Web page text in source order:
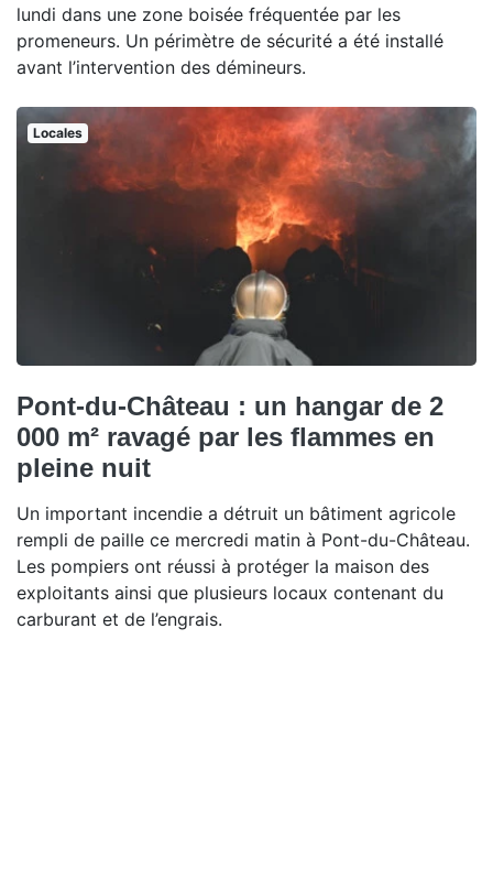
lundi dans une zone boisée fréquentée par les
promeneurs. Un périmètre de sécurité a été installé
avant l’intervention des démineurs.
Locales
Pont-du-Château : un hangar de 2
000 m² ravagé par les flammes en
pleine nuit
Un important incendie a détruit un bâtiment agricole
rempli de paille ce mercredi matin à Pont-du-Château.
Les pompiers ont réussi à protéger la maison des
exploitants ainsi que plusieurs locaux contenant du
carburant et de l’engrais.